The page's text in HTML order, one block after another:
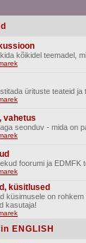
kõikidel teemadel,
ürituste teateid
vahetus
seonduv - mida on
foorumi ja
küsitlused
küsimusele on
kasutaja!
ENGLISH